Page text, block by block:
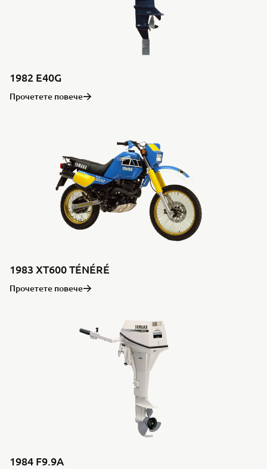
1982 E40G
Прочетете повече
1983 XT600 TÉNÉRÉ
Прочетете повече
1984 F9.9A